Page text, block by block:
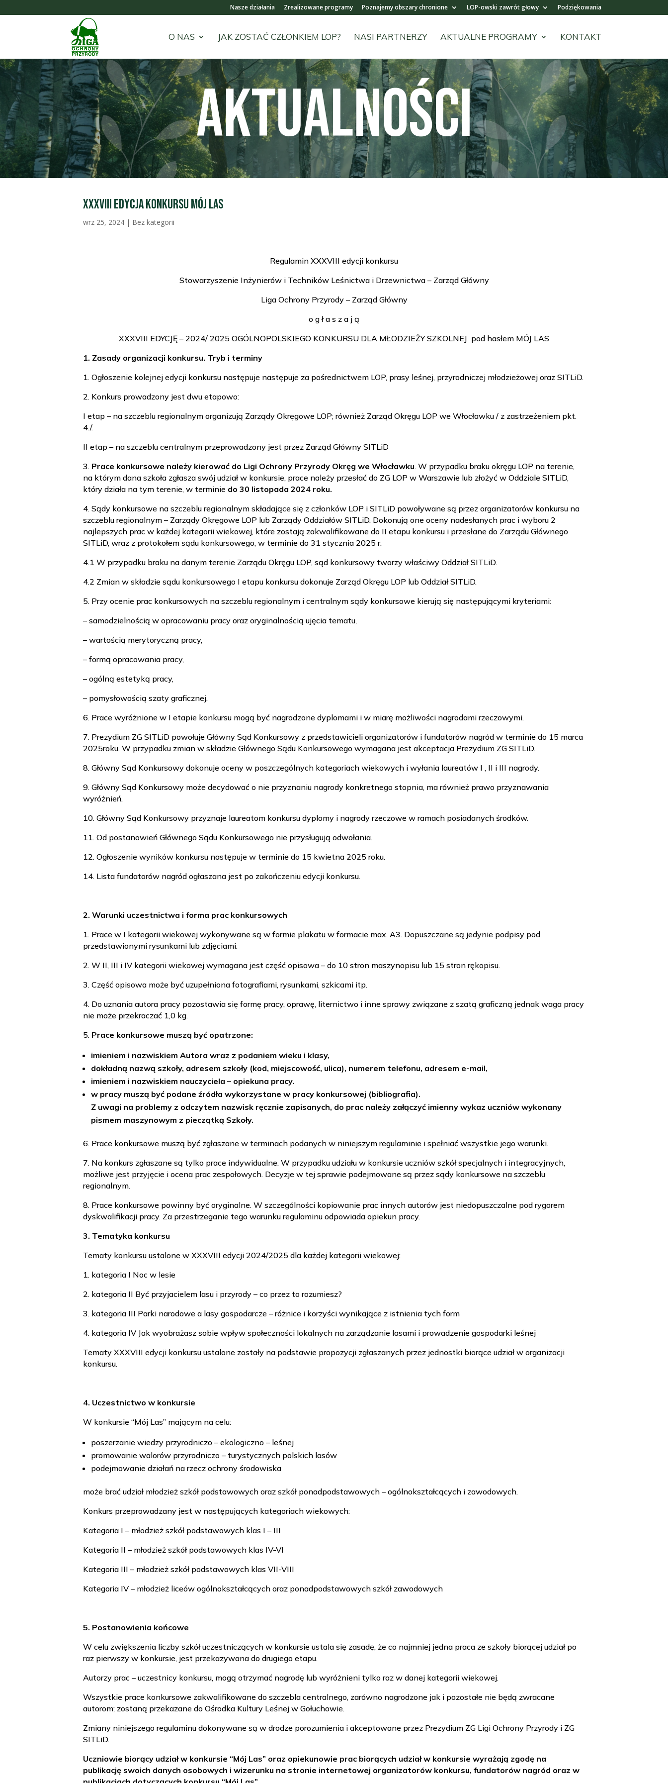
Nasze działania Zrealizowane programy Poznajemy obszary chronione LOP-owski zawrót głowy Podziękowania
O NAS JAK ZOSTAĆ CZŁONKIEM LOP? NASI PARTNERZY AKTUALNE PROGRAMY KONTAKT
AKTUALNOŚCI
XXXVIII edycja konkursu MÓJ LAS
wrz 25, 2024 | Bez kategorii
Regulamin XXXVIII edycji konkursu
Stowarzyszenie Inżynierów i Techników Leśnictwa i Drzewnictwa – Zarząd Główny
Liga Ochrony Przyrody – Zarząd Główny
o g ł a s z a j ą
XXXVIII EDYCJĘ – 2024/ 2025 OGÓLNOPOLSKIEGO KONKURSU DLA MŁODZIEŻY SZKOLNEJ pod hasłem MÓJ LAS
1. Zasady organizacji konkursu. Tryb i terminy
1. Ogłoszenie kolejnej edycji konkursu następuje następuje za pośrednictwem LOP, prasy leśnej, przyrodniczej młodzieżowej oraz SITLiD.
2. Konkurs prowadzony jest dwu etapowo:
I etap – na szczeblu regionalnym organizują Zarządy Okręgowe LOP; również Zarząd Okręgu LOP we Włocławku / z zastrzeżeniem pkt.
4./.
II etap – na szczeblu centralnym przeprowadzony jest przez Zarząd Główny SITLiD
3. Prace konkursowe należy kierować do Ligi Ochrony Przyrody Okręg we Włocławku. W przypadku braku okręgu LOP na terenie,
na którym dana szkoła zgłasza swój udział w konkursie, prace należy przesłać do ZG LOP w Warszawie lub złożyć w Oddziale SITLiD,
który działa na tym terenie, w terminie do 30 listopada 2024 roku.
4. Sądy konkursowe na szczeblu regionalnym składające się z członków LOP i SITLiD powoływane są przez organizatorów konkursu na
szczeblu regionalnym – Zarządy Okręgowe LOP lub Zarządy Oddziałów SITLiD. Dokonują one oceny nadesłanych prac i wyboru 2
najlepszych prac w każdej kategorii wiekowej, które zostają zakwalifikowane do II etapu konkursu i przesłane do Zarządu Głównego
SITLiD, wraz z protokołem sądu konkursowego, w terminie do 31 stycznia 2025 r.
4.1 W przypadku braku na danym terenie Zarządu Okręgu LOP, sąd konkursowy tworzy właściwy Oddział SITLiD.
4.2 Zmian w składzie sądu konkursowego I etapu konkursu dokonuje Zarząd Okręgu LOP lub Oddział SITLiD.
5. Przy ocenie prac konkursowych na szczeblu regionalnym i centralnym sądy konkursowe kierują się następującymi kryteriami:
– samodzielnością w opracowaniu pracy oraz oryginalnością ujęcia tematu,
– wartością merytoryczną pracy,
– formą opracowania pracy,
– ogólną estetyką pracy,
– pomysłowością szaty graficznej.
6. Prace wyróżnione w I etapie konkursu mogą być nagrodzone dyplomami i w miarę możliwości nagrodami rzeczowymi.
7. Prezydium ZG SITLiD powołuje Główny Sąd Konkursowy z przedstawicieli organizatorów i fundatorów nagród w terminie do 15 marca
2025roku. W przypadku zmian w składzie Głównego Sądu Konkursowego wymagana jest akceptacja Prezydium ZG SITLiD.
8. Główny Sąd Konkursowy dokonuje oceny w poszczególnych kategoriach wiekowych i wyłania laureatów I , II i III nagrody.
9. Główny Sąd Konkursowy może decydować o nie przyznaniu nagrody konkretnego stopnia, ma również prawo przyznawania
wyróżnień.
10. Główny Sąd Konkursowy przyznaje laureatom konkursu dyplomy i nagrody rzeczowe w ramach posiadanych środków.
11. Od postanowień Głównego Sądu Konkursowego nie przysługują odwołania.
12. Ogłoszenie wyników konkursu następuje w terminie do 15 kwietna 2025 roku.
14. Lista fundatorów nagród ogłaszana jest po zakończeniu edycji konkursu.
2. Warunki uczestnictwa i forma prac konkursowych
1. Prace w I kategorii wiekowej wykonywane są w formie plakatu w formacie max. A3. Dopuszczane są jedynie podpisy pod
przedstawionymi rysunkami lub zdjęciami.
2. W II, III i IV kategorii wiekowej wymagana jest część opisowa – do 10 stron maszynopisu lub 15 stron rękopisu.
3. Część opisowa może być uzupełniona fotografiami, rysunkami, szkicami itp.
4. Do uznania autora pracy pozostawia się formę pracy, oprawę, liternictwo i inne sprawy związane z szatą graficzną jednak waga pracy
nie może przekraczać 1,0 kg.
5. Prace konkursowe muszą być opatrzone:
imieniem i nazwiskiem Autora wraz z podaniem wieku i klasy,
dokładną nazwą szkoły, adresem szkoły (kod, miejscowość, ulica), numerem telefonu, adresem e-mail,
imieniem i nazwiskiem nauczyciela – opiekuna pracy.
w pracy muszą być podane źródła wykorzystane w pracy konkursowej (bibliografia).
Z uwagi na problemy z odczytem nazwisk ręcznie zapisanych, do prac należy załączyć imienny wykaz uczniów wykonany
pismem maszynowym z pieczątką Szkoły.
6. Prace konkursowe muszą być zgłaszane w terminach podanych w niniejszym regulaminie i spełniać wszystkie jego warunki.
7. Na konkurs zgłaszane są tylko prace indywidualne. W przypadku udziału w konkursie uczniów szkół specjalnych i integracyjnych,
możliwe jest przyjęcie i ocena prac zespołowych. Decyzje w tej sprawie podejmowane są przez sądy konkursowe na szczeblu
regionalnym.
8. Prace konkursowe powinny być oryginalne. W szczególności kopiowanie prac innych autorów jest niedopuszczalne pod rygorem
dyskwalifikacji pracy. Za przestrzeganie tego warunku regulaminu odpowiada opiekun pracy.
3. Tematyka konkursu
Tematy konkursu ustalone w XXXVIII edycji 2024/2025 dla każdej kategorii wiekowej:
1. kategoria I Noc w lesie
2. kategoria II Być przyjacielem lasu i przyrody – co przez to rozumiesz?
3. kategoria III Parki narodowe a lasy gospodarcze – różnice i korzyści wynikające z istnienia tych form
4. kategoria IV Jak wyobrażasz sobie wpływ społeczności lokalnych na zarządzanie lasami i prowadzenie gospodarki leśnej
Tematy XXXVIII edycji konkursu ustalone zostały na podstawie propozycji zgłaszanych przez jednostki biorące udział w organizacji
konkursu.
4. Uczestnictwo w konkursie
W konkursie “Mój Las” mającym na celu:
poszerzanie wiedzy przyrodniczo – ekologiczno – leśnej
promowanie walorów przyrodniczo – turystycznych polskich lasów
podejmowanie działań na rzecz ochrony środowiska
może brać udział młodzież szkół podstawowych oraz szkół ponadpodstawowych – ogólnokształcących i zawodowych.
Konkurs przeprowadzany jest w następujących kategoriach wiekowych:
Kategoria I – młodzież szkół podstawowych klas I – III
Kategoria II – młodzież szkół podstawowych klas IV-VI
Kategoria III – młodzież szkół podstawowych klas VII-VIII
Kategoria IV – młodzież liceów ogólnokształcących oraz ponadpodstawowych szkół zawodowych
5. Postanowienia końcowe
W celu zwiększenia liczby szkół uczestniczących w konkursie ustala się zasadę, że co najmniej jedna praca ze szkoły biorącej udział po
raz pierwszy w konkursie, jest przekazywana do drugiego etapu.
Autorzy prac – uczestnicy konkursu, mogą otrzymać nagrodę lub wyróżnieni tylko raz w danej kategorii wiekowej.
Wszystkie prace konkursowe zakwalifikowane do szczebla centralnego, zarówno nagrodzone jak i pozostałe nie będą zwracane
autorom; zostaną przekazane do Ośrodka Kultury Leśnej w Gołuchowie.
Zmiany niniejszego regulaminu dokonywane są w drodze porozumienia i akceptowane przez Prezydium ZG Ligi Ochrony Przyrody i ZG
SITLiD.
Uczniowie biorący udział w konkursie “Mój Las” oraz opiekunowie prac biorących udział w konkursie wyrażają zgodę na
publikację swoich danych osobowych i wizerunku na stronie internetowej organizatorów konkursu, fundatorów nagród oraz w